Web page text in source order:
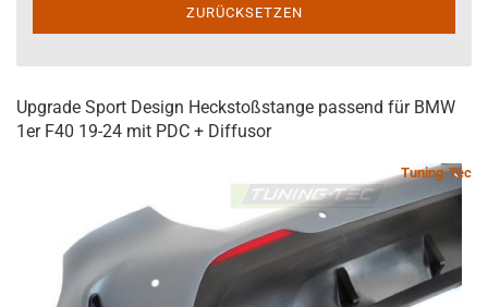
ZURÜCKSETZEN
Upgrade Sport Design Heckstoßstange passend für BMW
1er F40 19-24 mit PDC + Diffusor
Tuning-Tec